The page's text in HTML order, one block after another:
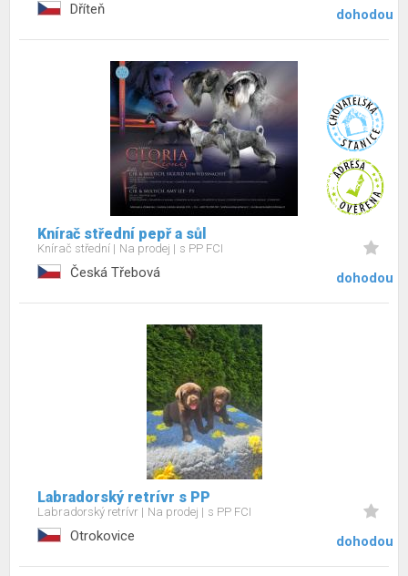
Dříteň dohodou
Knírač střední pepř a sůl
Knírač střední Na prodej s PP FCI
Česká Třebová dohodou
Labradorský retrívr s PP
Labradorský retrívr Na prodej s PP FCI
Otrokovice dohodou